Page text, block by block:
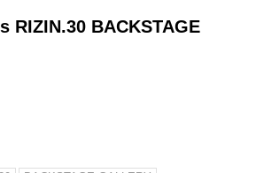
RIZIN.30 BACKSTAGE